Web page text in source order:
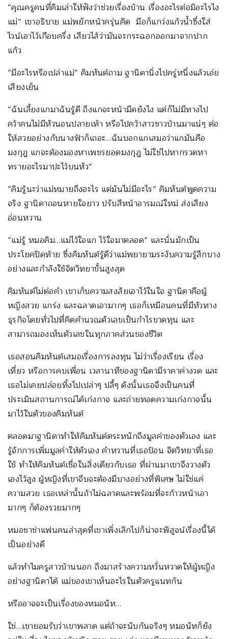
“คุณครูคนที่คิมเล่าให้ฟังว่าช่วยเรื่องบ้าน เรื่องอะไรต่อมิอะไรไง
แม่” เขาอธิบาย แม่พยักหน้าครุ่นคิด มือก็แกว่งแก้วน้ำซึ่งใส่
ไวน์เอาไว้เกือบครึ่ง เสียวไส้ว่ามันจะกระฉอกออกมาจากปาก
แก้ว
“มีอะไรหรือเปล่าแม่” คิมหันต์ถาม ฐานิดานิ่งไปครู่หนึ่งแล้วเอ่ย
เสียงเย็น
“ฉันเลี้ยงแกมาฉันรู้ดี ถึงแกจะหน้ามืดยังไง แต่ก็ไม่มีทางไป
คว้าคนไม่มีหัวนอนปลายเท้า หรือไปคว้าสาวชาวบ้านมาแน่ๆ ต่อ
ให้สวยอย่างกับนางฟ้าก็เถอะ…ฉันบอกแกเสมอว่าแกมันคือ
มงกุฎ แกจะต้องมองหาเพชรยอดมงกุฎ ไม่ใช่ไปหากรวดหา
ทรายอะไรมาปะไว้บนหัว”
“คิมรู้นะว่าแม่หมายถึงอะไร แต่มันไม่มีอะไร” คิมหันต์พูดความ
จริง ฐานิดาถอนหายใจยาว ปรับสีหน้าอารมณ์ใหม่ ส่งเสียง
อ่อนหวาน
“แม่รู้ หมอคิม…แม่ไว้ใจแก ไว้ใจมาตลอด” และนั่นมักเป็น
ประโยคปิดท้าย ซึ่งคิมหันต์รู้ดีว่าแม่พยายามระงับความรู้สึกบาง
อย่างและกำลังใช้จิตวิทยาขั้นสูงสุด
คิมหันต์ไม่ต่อคำ เขาเก็บความสงสัยเอาไว้ในใจ ฐานิดาคือผู้
หญิงสวย แกร่ง และฉลาดเอามากๆ เธอก็เหมือนคนที่มีหัวทาง
ธุรกิจโดยทั่วไปที่คิดคำนวณตัวเลขเป็นกำไรขาดทุน และ
สามารถมองเห็นตัวเลขในทุกภาคส่วนของชีวิต
เธอสอนคิมหันต์เสมอเรื่องการลงทุน ไม่ว่าเรื่องเรียน เรื่อง
เที่ยว หรือการคบเพื่อน เวลานาทีของฐานิดามีราคาค่างวด และ
เธอไม่เคยปล่อยทิ้งไปเปล่าๆ ปลี้ๆ ดังนั้นเธอจึงเป็นคนที่
ประเมินสถานการณ์ได้เก่งกาจ และถ่ายทอดความเก่งกาจนั้น
มาไว้ในตัวของคิมหันต์
ตลอดมาฐานิดาทำให้คิมหันต์ตระหนักถึงมูลค่าของตัวเอง และ
รู้จักการเพิ่มมูลค่าให้ตัวเอง คำหวานที่เธอป้อน จิตวิทยาที่เธอ
ใช้ ทำให้คิมหันต์เชื่อในสิ่งเดียวกับเธอ ที่ผ่านมาเขาจึงวางตัว
เองไว้สูง ผู้หญิงที่เขาจีบจะต้องมีบางอย่างที่พิเศษ ไม่ใช่แค่
ความสวย เธอเหล่านั้นถ้าไม่ฉลาดและพร้อมที่จะก้าวหน้าเอา
มากๆ ก็ต้องรวยมากๆ
หมอชาช่าแฟนคนล่าสุดที่เขาเพิ่งเลิกไปก็น่าจะพิสูจน์เรื่องนี้ได้
เป็นอย่างดี
แล้วทำไมครูสาวบ้านนอก ถึงมาสร้างความหวั่นหวาดให้ผู้หญิง
อย่างฐานิดาได้ แม่ของเขาเห็นอะไรในตัวครูแนทกัน
หรืออาจจะเป็นเรื่องของหมอนัท…
ใช่…เขายอมรับว่าเขาพลาด แต่ถ้าจะนับกันจริงๆ หมอนัทก็ยัง